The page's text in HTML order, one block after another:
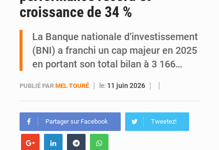
croissance de 34 %
La Banque nationale d’investissement
(BNI) a franchi un cap majeur en 2025
en portant son total bilan à 3 166…
PUBLIÉ PAR MEL TOURÉ le: 11 juin 2026
Partager sur Facebook Tweetez!